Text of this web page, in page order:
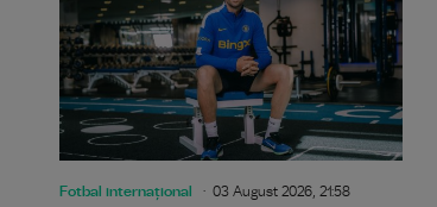
Fotbal internațional 03 August 2026, 21:58